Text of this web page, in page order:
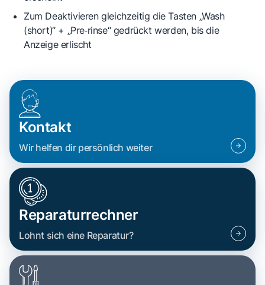
Zum Deaktivieren gleichzeitig die Tasten „Wash
(short)“ + „Pre‑rinse“ gedrückt werden, bis die
Anzeige erlischt
Kontakt
Wir helfen dir persönlich weiter
Reparaturrechner
Lohnt sich eine Reparatur?